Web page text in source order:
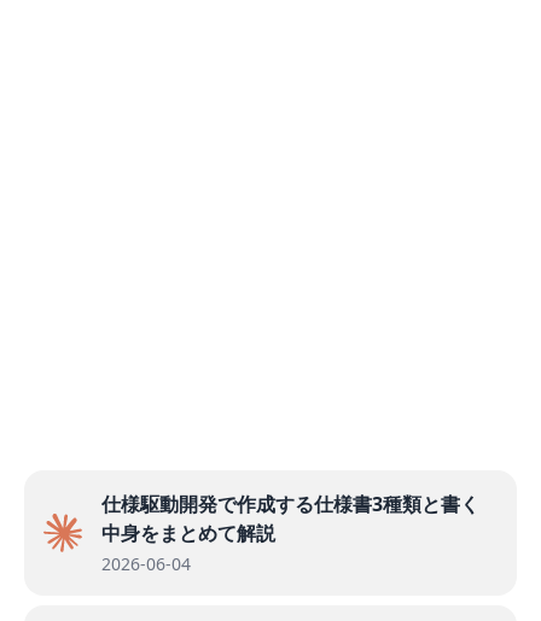
仕様駆動開発で作成する仕様書3種類と書く
中身をまとめて解説
2026-06-04